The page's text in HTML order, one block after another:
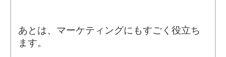
あとは、マーケティングにもすごく役立ち
ます。